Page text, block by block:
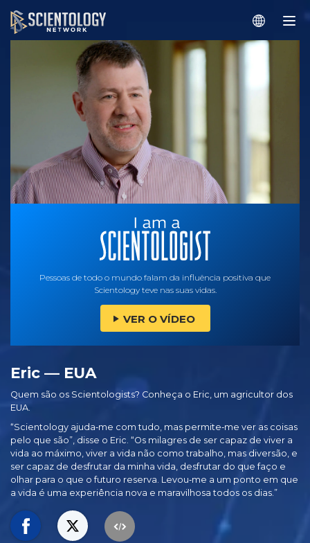
Pessoas de todo o mundo falam da influência positiva que
Scientology teve nas suas vidas.
VER O VÍDEO
Eric — EUA
Quem são os Scientologists? Conheça o Eric, um agricultor dos
EUA.
“Scientology ajuda‑me com tudo, mas permite‑me ver as coisas
pelo que são”, disse o Eric. “Os milagres de ser capaz de viver a
vida ao máximo, viver a vida não como trabalho, mas diversão, e
ser capaz de desfrutar da minha vida, desfrutar do que faço e
olhar para o que o futuro reserva. Levou‑me a um ponto em que
a vida é uma experiência nova e maravilhosa todos os dias.”